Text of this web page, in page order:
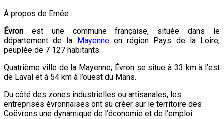
À propos de Ernée :
Évron est une commune française, située dans le
département de la Mayenne en région Pays de la Loire,
peuplée de 7 127 habitants.
Quatrième ville de la Mayenne, Évron se situe à 33 km à l’est
de Laval et à 54 km à l’ouest du Mans.
Du côté des zones industrielles ou artisanales, les
entreprises évronnaises ont su créer sur le territoire des
Coëvrons une dynamique de l’économie et de l’emploi.